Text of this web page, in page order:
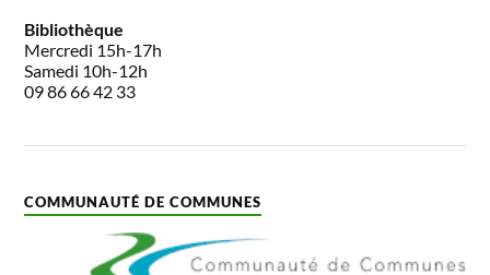
Bibliothèque
Mercredi 15h-17h
Samedi 10h-12h
09 86 66 42 33
COMMUNAUTÉ DE COMMUNES